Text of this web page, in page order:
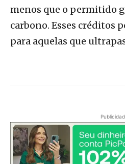
menos que o permitido
carbono. Esses créditos
para aquelas que